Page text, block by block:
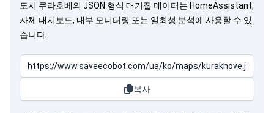
도시 쿠라호베의 JSON 형식 대기질 데이터는 HomeAssistant,
자체 대시보드, 내부 모니터링 또는 일회성 분석에 사용할 수 있
습니다.
복사